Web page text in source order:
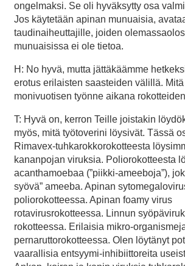
ongelmaksi. Se oli hyväksytty osa
Jos käytetään apinan munuaisia,
taudinaiheuttajille, joiden
munuaisissa ei ole tietoa.
H: No hyvä, mutta jättäkäämme
erotus erilaisten saasteiden välillä.
monivuotisen työnne aikana
T: Hyvä on, kerron Teille joistakin
myös, mitä työtoverini löysivät. Tässä
Rimavex-tuhkarokkorokotteesta
kananpojan viruksia. Poliorokotteesta
acanthamoebaa (”piikki-ameeboja”),
syövä” ameeba. Apinan
poliorokotteessa. Apinan foamy virus
rotavirusrokotteessa. Linnun
rokotteessa. Erilaisia mikro-
pernaruttorokotteessa. Olen löytänyt
vaarallisia entsyymi-inhibiittoreita